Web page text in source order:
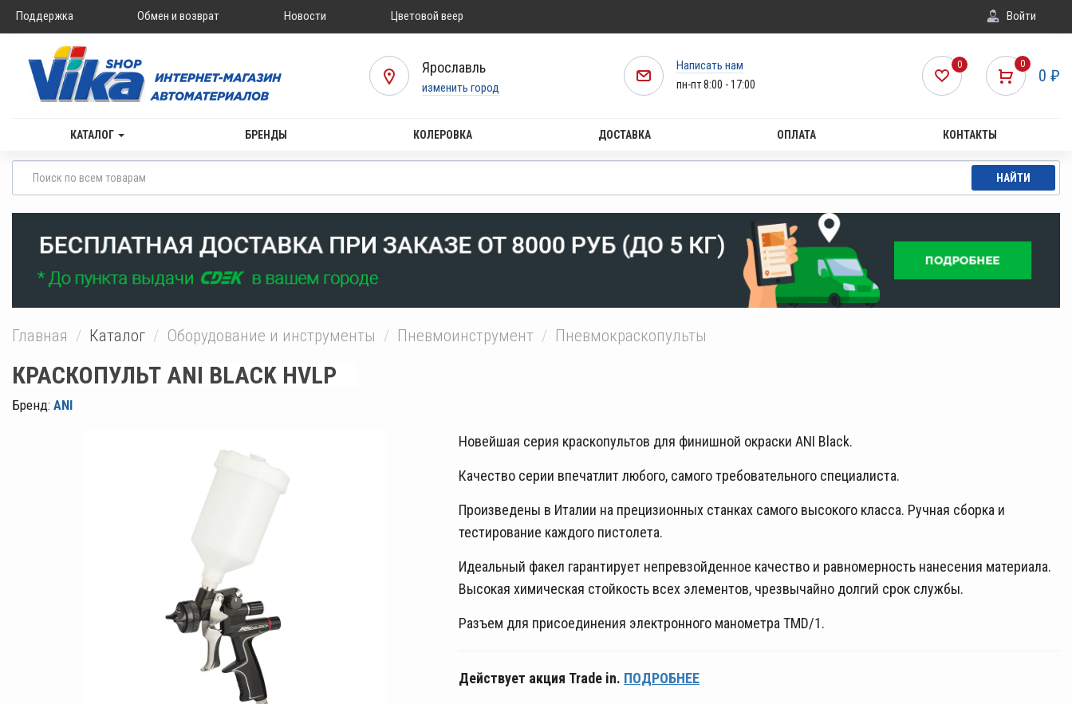
Поддержка Обмен и возврат Новости Цветовой веер Войти
Ярославль
изменить город
Написать нам
пн-пт 8:00 - 17:00
0
0 ₽
0
КАТАЛОГ БРЕНДЫ КОЛЕРОВКА ДОСТАВКА ОПЛАТА КОНТАКТЫ
НАЙТИ
Главная Каталог Оборудование и инструменты Пневмоинструмент Пневмокраскопульты
КРАСКОПУЛЬТ ANI BLACK HVLP
Бренд: ANI
Новейшая серия краскопультов для финишной окраски ANI Black.
Качество серии впечатлит любого, самого требовательного специалиста.
Произведены в Италии на прецизионных станках самого высокого класса. Ручная сборка и
тестирование каждого пистолета.
Идеальный факел гарантирует непревзойденное качество и равномерность нанесения материала.
Высокая химическая стойкость всех элементов, чрезвычайно долгий срок службы.
Разъем для присоединения электронного манометра TMD/1.
Действует акция Trade in. ПОДРОБНЕЕ